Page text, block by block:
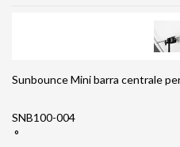
Sunbounce Mini barra centrale
SNB100-004
°